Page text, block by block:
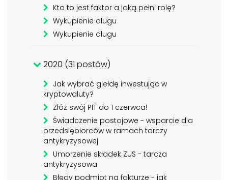
Kto to jest faktor a jaką pełni rolę?
Wykupienie długu
Wykupienie długu
2020 (31 postów)
Jak wybrać giełdę inwestując w
kryptowaluty?
Złóż swój PIT do 1 czerwca!
Świadczenie postojowe - wsparcie dla
przedsiębiorców w ramach tarczy
antykryzysowej
Umorzenie składek ZUS - tarcza
antykryzysowa
Błędy podmiot na fakturze - jak